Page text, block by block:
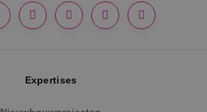
Expertises